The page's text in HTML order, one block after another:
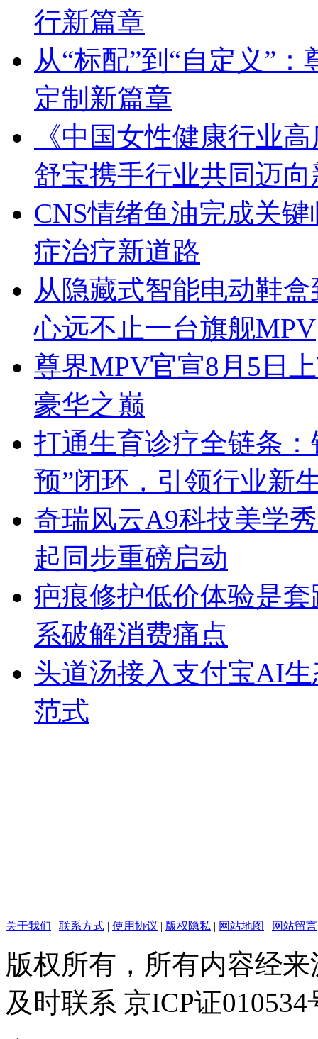
行新篇章
从“标配”到“自定义”
定制新篇章
《中国女性健康行业
舒宝携手行业共同迈
CNS情绪鱼油完成关
症治疗新道路
从隐藏式智能电动鞋
心远不止一台旗舰MPV
尊界MPV官宣8月5日
豪华之巅
打通生育诊疗全链条
预”闭环，引领行业新
奇瑞风云A9科技美学
起同步重磅启动
疤痕修护低价体验是
系破解消费痛点
头道汤接入支付宝AI
范式
关于我们 | 联系方式 | 使用协议 | 版权隐私 | 网站地图 | 网站留言
版权所有，所有内容经
及时联系 京ICP证010534